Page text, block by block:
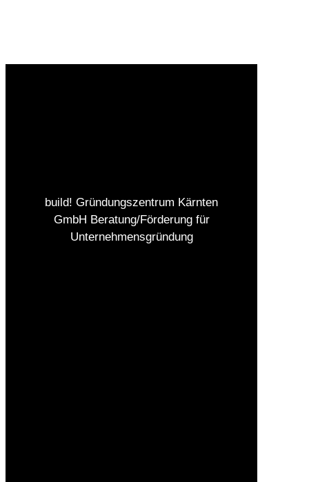
build! Gründungszentrum Kärnten
GmbH Beratung/Förderung für
Unternehmensgründung